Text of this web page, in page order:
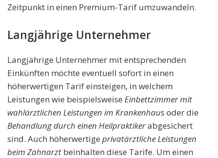
Zeitpunkt in einen Premium-Tarif umzuwandeln.
Langjährige Unternehmer
Langjährige Unternehmer mit entsprechenden
Einkünften möchte eventuell sofort in einen
höherwertigen Tarif einsteigen, in welchem
Leistungen wie beispielsweise Einbettzimmer mit
wahlärztlichen Leistungen im Krankenhaus oder die
Behandlung durch einen Heilpraktikerabgesichert
sind. Auch höherwertige privatärztliche Leistungen
beim Zahnarzt beinhalten diese Tarife. Um einen